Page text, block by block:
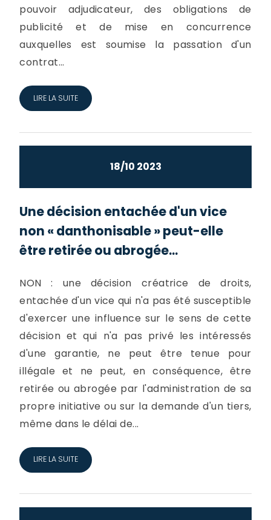
pouvoir adjudicateur, des obligations de
publicité et de mise en concurrence
auxquelles est soumise la passation d'un
contrat...
LIRE LA SUITE
18/10 2023
Une décision entachée d'un vice
non « danthonisable » peut-elle
être retirée ou abrogée...
NON : une décision créatrice de droits,
entachée d'un vice qui n'a pas été susceptible
d'exercer une influence sur le sens de cette
décision et qui n'a pas privé les intéressés
d'une garantie, ne peut être tenue pour
illégale et ne peut, en conséquence, être
retirée ou abrogée par l'administration de sa
propre initiative ou sur la demande d'un tiers,
même dans le délai de...
LIRE LA SUITE